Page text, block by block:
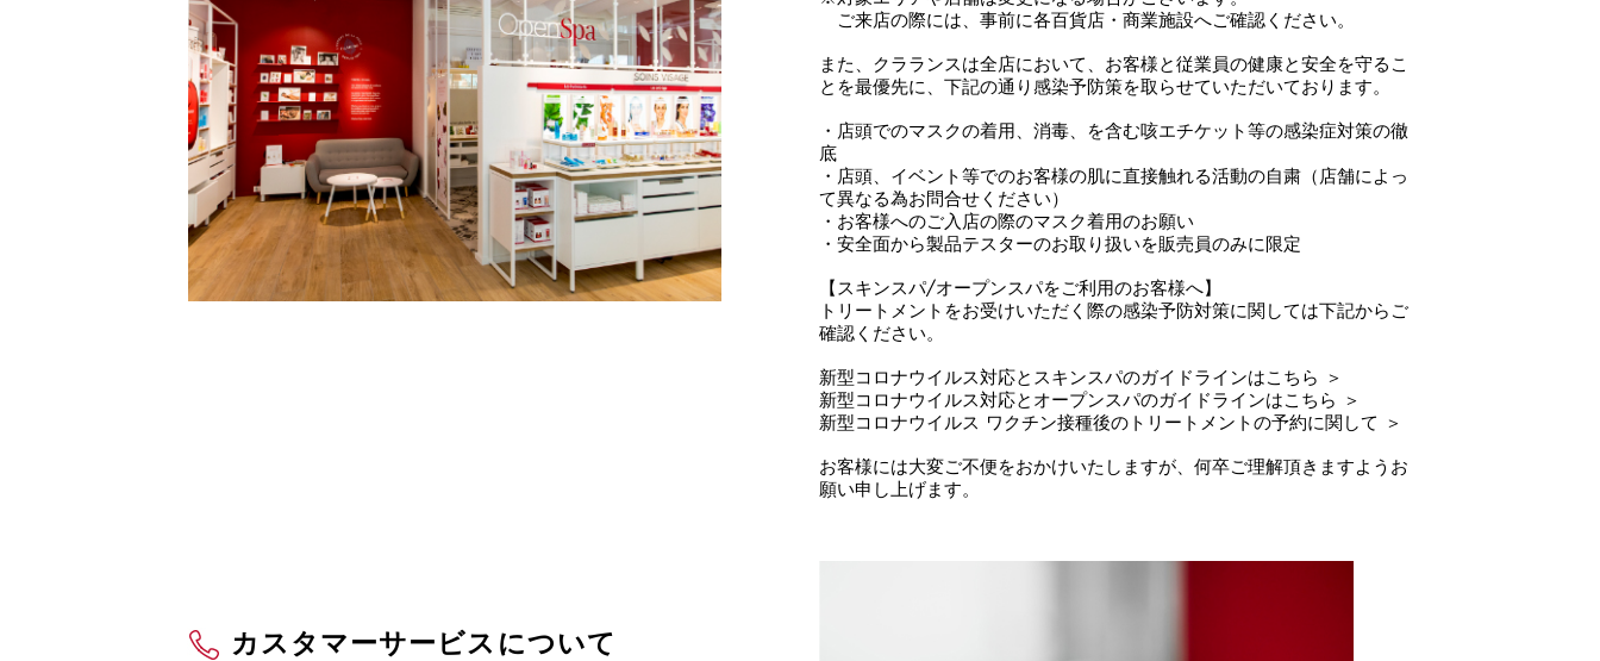
ご来店の際には、事前に各百貨店・商業施設へご確認ください。
また、クラランスは全店において、お客様と従業員の健康と安全を守るこ
とを最優先に、下記の通り感染予防策を取らせていただいております。
・店頭でのマスクの着用、消毒、を含む咳エチケット等の感染症対策の徹
底
・店頭、イベント等でのお客様の肌に直接触れる活動の自粛（店舗によっ
て異なる為お問合せください）
・お客様へのご入店の際のマスク着用のお願い
・安全面から製品テスターのお取り扱いを販売員のみに限定
【スキンスパ/オープンスパをご利用のお客様へ】
トリートメントをお受けいただく際の感染予防対策に関しては下記からご
確認ください。
新型コロナウイルス対応とスキンスパのガイドラインはこちら ＞
新型コロナウイルス対応とオープンスパのガイドラインはこちら ＞
新型コロナウイルス ワクチン接種後のトリートメントの予約に関して ＞
お客様には大変ご不便をおかけいたしますが、何卒ご理解頂きますようお
願い申し上げます。
カスタマーサービスについて